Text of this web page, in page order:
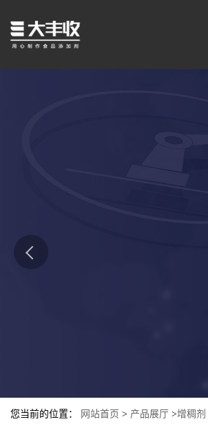
您当前的位置： 网站首页 > 产品展厅 >增稠剂